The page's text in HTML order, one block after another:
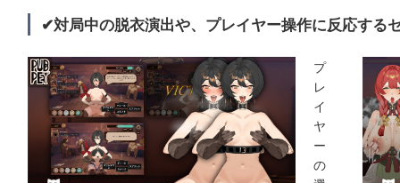
✔対局中の脱衣演出や、プレイヤー操作に反応する
プ
レ
イ
ヤ
ー
の